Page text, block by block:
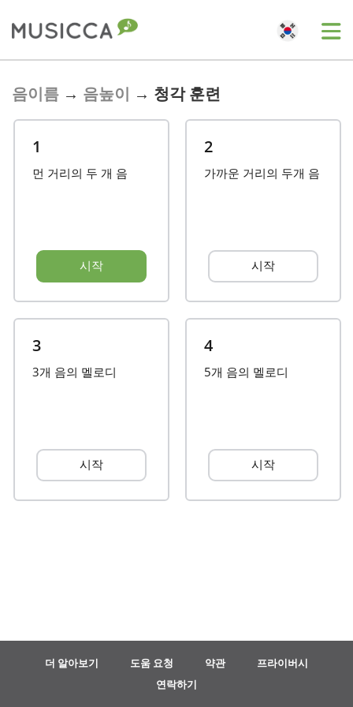
Dansk
English
हिन्दी
음이름 → 음높이 → 청각 훈련
1
먼 거리의 두 개 음
시작
2
가까운 거리의 두개 음
시작
3
3개 음의 멜로디
시작
4
5개 음의 멜로디
시작
더 알아보기 도움 요청 약관
프라이버시
연락하기